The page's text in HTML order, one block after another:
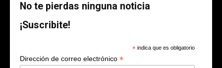
No te pierdas ninguna noticia
¡Suscribite!
* indica que es obligatorio
Dirección de correo electrónico *